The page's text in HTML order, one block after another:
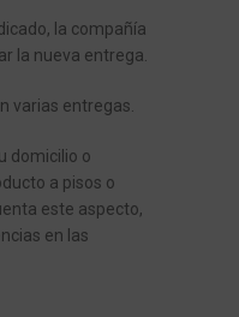
la compañía
la nueva entrega.
varias entregas.
domicilio o
a pisos o
este aspecto,
en las